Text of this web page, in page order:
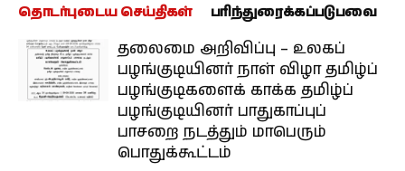
தொடர்புடைய செய்திகள் பரிந்துரைக்கப்படுபவை
தலைமை அறிவிப்பு – உலகப்
பழங்குடியினர் நாள் விழா தமிழ்ப்
பழங்குடிகளைக் காக்க தமிழ்ப்
பழங்குடியினர் பாதுகாப்புப்
பாசறை நடத்தும் மாபெரும்
பொதுக்கூட்டம்